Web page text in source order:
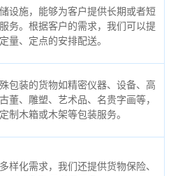
设施，能够为客户提供长期或者短
务。根据客户的需求，我们可以提
量、定点的安排配送。
包装的货物如精密仪器、设备、高
董、雕塑、艺术品、名贵字画等，
制木箱或木架等包装服务。
样化需求，我们还提供货物保险、